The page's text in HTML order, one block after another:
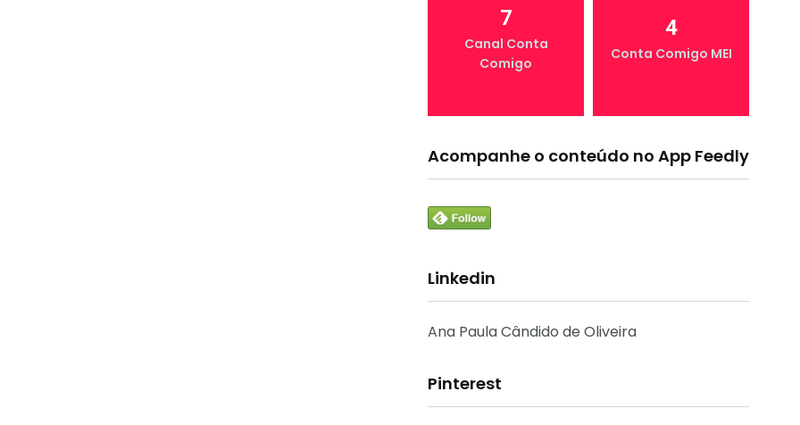
7
Canal Conta
Comigo
4
Conta Comigo MEI
Acompanhe o conteúdo no App Feedly
Linkedin
Ana Paula Cândido de Oliveira
Pinterest